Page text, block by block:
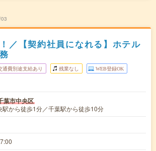
／【契約社員になれる】ホテル
通費別途支給あり 残業なし WEB登録OK
葉市中央区
駅から徒歩1分／千葉駅から徒歩10分